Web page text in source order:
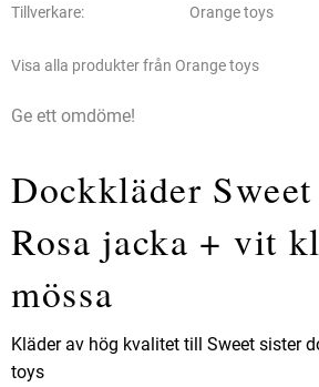
Tillverkare
Orange toys
Visa alla produkter från Orange toys
Ge ett omdöme!
Dockkläder
Rosa jacka + vit
mössa
Kläder av hög kvalitet till Sweet sister
toys